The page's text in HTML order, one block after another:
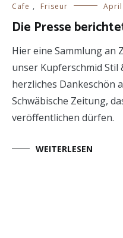
Cafe , Friseur April
Die Presse
Hier eine Sammlung an
unser Kupferschmid Stil
herzliches Dankeschön
Schwäbische Zeitung,
veröffentlichen dürfen.
WEITERLESEN